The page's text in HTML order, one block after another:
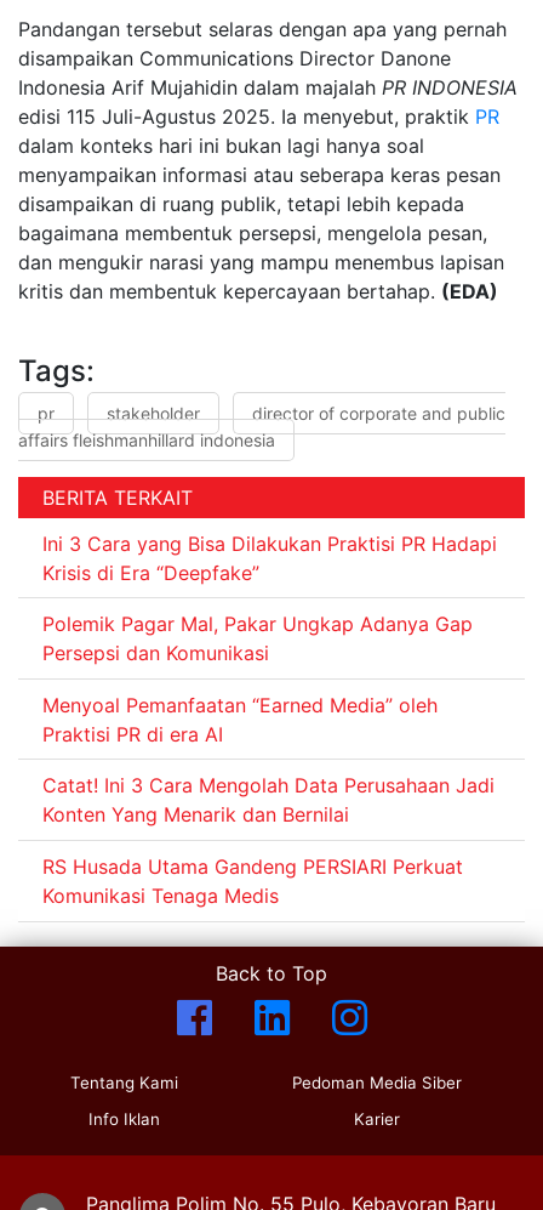
Pandangan tersebut selaras dengan apa yang pernah
disampaikan Communications Director Danone
Indonesia Arif Mujahidin dalam majalah PR INDONESIA
edisi 115 Juli-Agustus 2025. Ia menyebut, praktik PR
dalam konteks hari ini bukan lagi hanya soal
menyampaikan informasi atau seberapa keras pesan
disampaikan di ruang publik, tetapi lebih kepada
bagaimana membentuk persepsi, mengelola pesan,
dan mengukir narasi yang mampu menembus lapisan
kritis dan membentuk kepercayaan bertahap. (EDA)
Tags:
pr stakeholder
director of corporate and public
affairs fleishmanhillard indonesia
BERITA TERKAIT
Ini 3 Cara yang Bisa Dilakukan Praktisi PR Hadapi
Krisis di Era “Deepfake”
Polemik Pagar Mal, Pakar Ungkap Adanya Gap
Persepsi dan Komunikasi
Menyoal Pemanfaatan “Earned Media” oleh
Praktisi PR di era AI
Catat! Ini 3 Cara Mengolah Data Perusahaan Jadi
Konten Yang Menarik dan Bernilai
RS Husada Utama Gandeng PERSIARI Perkuat
Komunikasi Tenaga Medis
Back to Top
Tentang Kami
Info Iklan
Pedoman Media Siber
Karier
Panglima Polim No. 55 Pulo, Kebayoran Baru